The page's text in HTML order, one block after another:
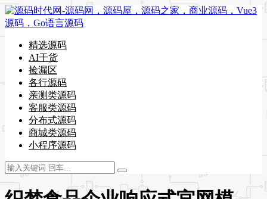
精选源码
AI干货
捡漏区
各行源码
亲测类源码
客服类源码
分布式源码
商城类源码
小程序源码